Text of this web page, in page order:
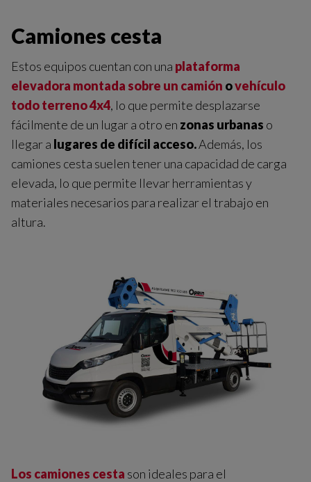
Camiones cesta
Estos equipos cuentan con una plataforma
elevadora montada sobre un camión ovehículo
todo terreno 4x4, lo que permite desplazarse
fácilmente de un lugar a otro en zonas urbanas o
llegar a lugares de difícil acceso.Además, los
camiones cesta suelen tener una capacidad de carga
elevada, lo que permite llevar herramientas y
materiales necesarios para realizar el trabajo en
altura.
Los camiones cesta son ideales para el